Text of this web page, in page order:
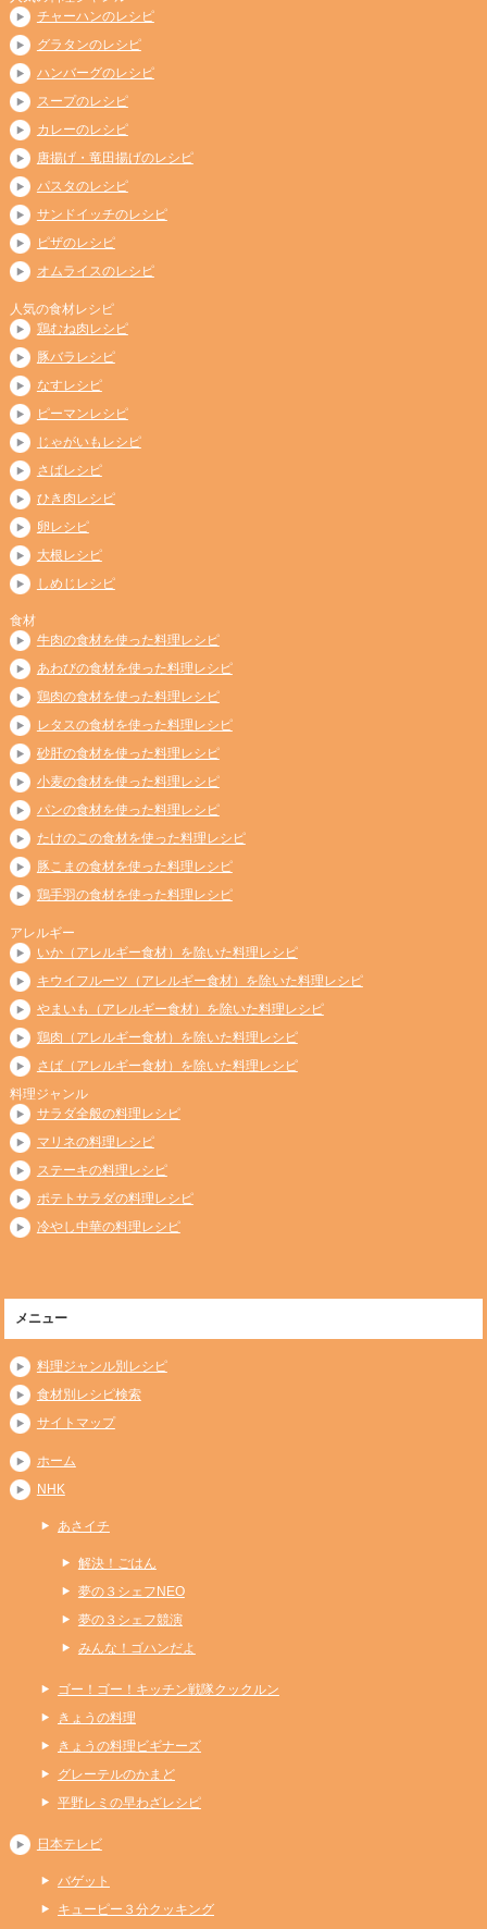
チャーハンのレシピ
グラタンのレシピ
ハンバーグのレシピ
スープのレシピ
カレーのレシピ
唐揚げ・竜田揚げのレシピ
パスタのレシピ
サンドイッチのレシピ
ピザのレシピ
オムライスのレシピ
人気の食材レシピ
鶏むね肉レシピ
豚バラレシピ
なすレシピ
ピーマンレシピ
じゃがいもレシピ
さばレシピ
ひき肉レシピ
卵レシピ
大根レシピ
しめじレシピ
食材
牛肉の食材を使った料理レシピ
あわびの食材を使った料理レシピ
鶏肉の食材を使った料理レシピ
レタスの食材を使った料理レシピ
砂肝の食材を使った料理レシピ
小麦の食材を使った料理レシピ
パンの食材を使った料理レシピ
たけのこの食材を使った料理レシピ
豚こまの食材を使った料理レシピ
鶏手羽の食材を使った料理レシピ
アレルギー
いか（アレルギー食材）を除いた料理レシピ
キウイフルーツ（アレルギー食材）を除いた料理レシピ
やまいも（アレルギー食材）を除いた料理レシピ
鶏肉（アレルギー食材）を除いた料理レシピ
さば（アレルギー食材）を除いた料理レシピ
料理ジャンル
サラダ全般の料理レシピ
マリネの料理レシピ
ステーキの料理レシピ
ポテトサラダの料理レシピ
冷やし中華の料理レシピ
メニュー
料理ジャンル別レシピ
食材別レシピ検索
サイトマップ
ホーム
NHK
あさイチ
解決！ごはん
夢の３シェフNEO
夢の３シェフ競演
みんな！ゴハンだよ
ゴー！ゴー！キッチン戦隊クックルン
きょうの料理
きょうの料理ビギナーズ
グレーテルのかまど
平野レミの早わざレシピ
日本テレビ
バゲット
キューピー３分クッキング